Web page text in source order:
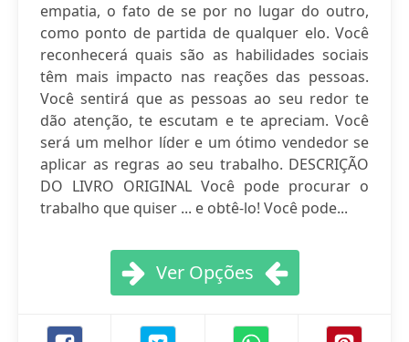
empatia, o fato de se por no lugar do outro,
como ponto de partida de qualquer elo. Você
reconhecerá quais são as habilidades sociais
têm mais impacto nas reações das pessoas.
Você sentirá que as pessoas ao seu redor te
dão atenção, te escutam e te apreciam. Você
será um melhor líder e um ótimo vendedor se
aplicar as regras ao seu trabalho. DESCRIÇÃO
DO LIVRO ORIGINAL Você pode procurar o
trabalho que quiser ... e obtê-lo! Você pode...
Ver Opções